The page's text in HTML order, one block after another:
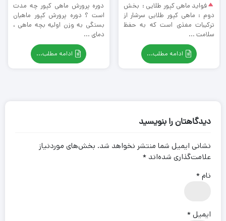
فواید ماهی کپور طلایی : بخش
دوم : ماهی کپور طلایی سرشار از
ترکیبات مغذی است که به حفظ
سلامت ...
ادامه مطلب...
دوره پرورش ماهی کپور چه مدت
است ؟ دوره پرورش کپور ماهیان
بستگی به وزن اولیه بچه ماهی ،
دمای ...
ادامه مطلب...
دیدگاهتان را بنویسید
نشانی ایمیل شما منتشر نخواهد شد. بخش‌های موردنیاز
علامت‌گذاری شده‌اند *
نام*
ایمیل*